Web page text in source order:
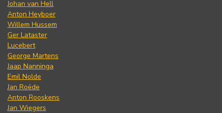
Johan van Hell
Anton Heyboer
Willem Hussem
Ger Lataster
Lucebert
George Martens
Jaap Nanninga
Emil Nolde
Jan Roëde
Anton Rooskens
Jan Wiegers